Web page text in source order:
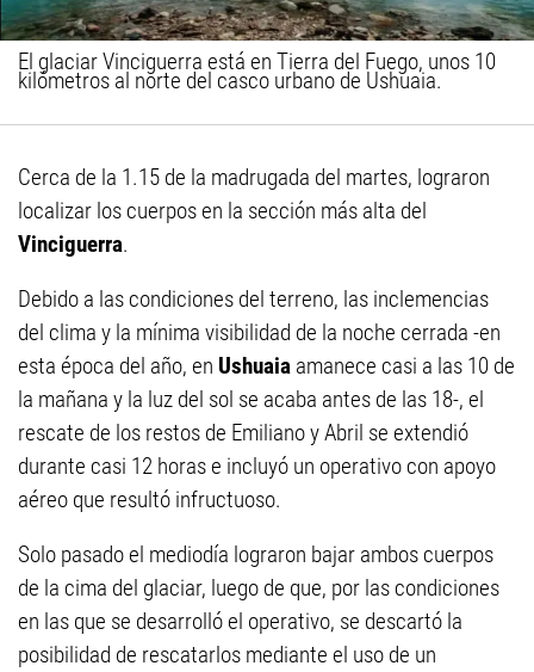
El glaciar Vinciguerra está en Tierra del Fuego, unos 10
kilómetros al norte del casco urbano de Ushuaia.
Cerca de la 1.15 de la madrugada del martes, lograron
localizar los cuerpos en la sección más alta del
Vinciguerra.
Debido a las condiciones del terreno, las inclemencias
del clima y la mínima visibilidad de la noche cerrada -en
esta época del año, en Ushuaia amanece casi a las 10 de
la mañana y la luz del sol se acaba antes de las 18-, el
rescate de los restos de Emiliano y Abril se extendió
durante casi 12 horas e incluyó un operativo con apoyo
aéreo que resultó infructuoso.
Solo pasado el mediodía lograron bajar ambos cuerpos
de la cima del glaciar, luego de que, por las condiciones
en las que se desarrolló el operativo, se descartó la
posibilidad de rescatarlos mediante el uso de un